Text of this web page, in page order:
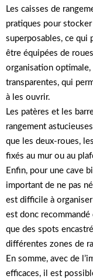
Les caisses de
pratiques pour
superposables, ce qui
être équipées de
organisation
transparentes, qui
à les ouvrir.
Les patères et les
rangement
que les deux-roues,
fixés au mur ou au
Enfin, pour une cave
important de ne pas
est difficile à
est donc recommandé
que des spots
différentes zones de
En somme, avec de
efficaces, il est